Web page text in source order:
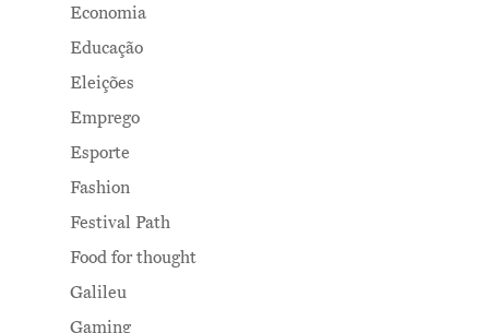
Economia
Educação
Eleições
Emprego
Esporte
Fashion
Festival Path
Food for thought
Galileu
Gaming